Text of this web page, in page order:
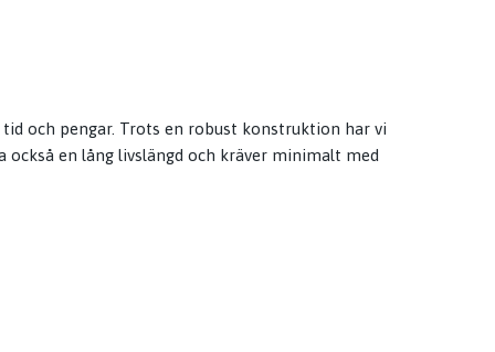
och pengar. Trots en robust konstruktion har vi
en lång livslängd och kräver minimalt med